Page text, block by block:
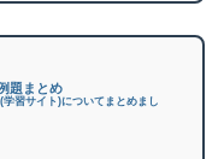
題まとめ
学習サイト)についてまとめまし